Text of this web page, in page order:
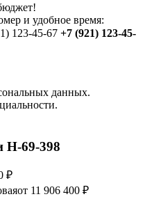
и удобное время:
123-45-67 +7 (921) 123-45-
данных.
Н-69-398
₽
от 11 906 400 ₽